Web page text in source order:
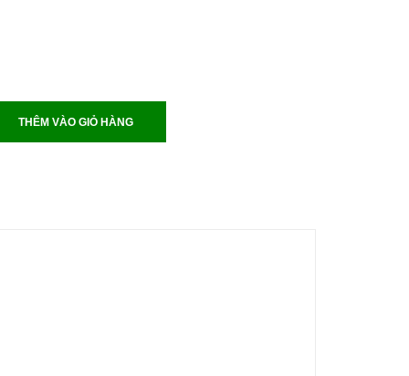
THÊM VÀO GIỎ HÀNG